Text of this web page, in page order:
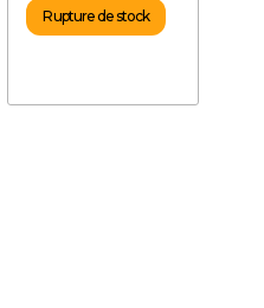
Rupture de stock